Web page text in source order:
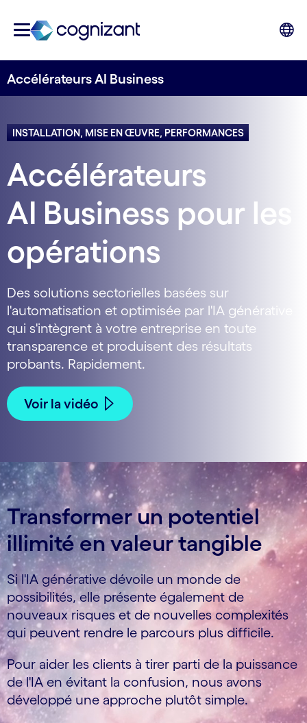
Accélérateurs AI Business
INSTALLATION, MISE EN ŒUVRE, PERFORMANCES
Accélérateurs
AI Business pour les
opérations
Des solutions sectorielles basées sur
l'automatisation et optimisée par l'IA générative
qui s'intègrent à votre entreprise en toute
transparence et produisent des résultats
probants. Rapidement.
Voir la vidéo
Transformer un potentiel
illimité en valeur tangible
Si l'IA générative dévoile un monde de
possibilités, elle présente également de
nouveaux risques et de nouvelles complexités
qui peuvent rendre le parcours plus difficile.
Pour aider les clients à tirer parti de la puissance
de l'IA en évitant la confusion, nous avons
développé une approche plutôt simple.